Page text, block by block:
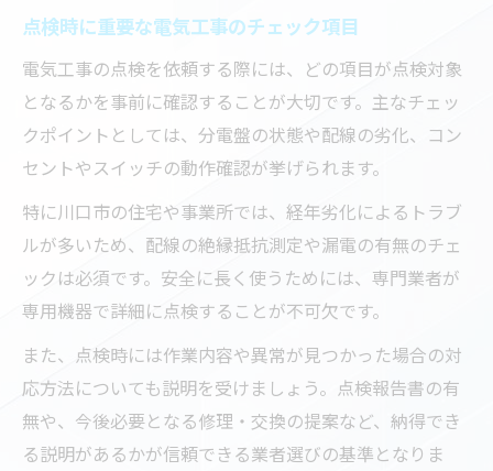
点検時に重要な電気工事のチェック項目
電気工事の点検を依頼する際には、どの項目が点検対象
となるかを事前に確認することが大切です。主なチェッ
クポイントとしては、分電盤の状態や配線の劣化、コン
セントやスイッチの動作確認が挙げられます。
特に川口市の住宅や事業所では、経年劣化によるトラブ
ルが多いため、配線の絶縁抵抗測定や漏電の有無のチェ
ックは必須です。安全に長く使うためには、専門業者が
専用機器で詳細に点検することが不可欠です。
また、点検時には作業内容や異常が見つかった場合の対
応方法についても説明を受けましょう。点検報告書の有
無や、今後必要となる修理・交換の提案など、納得でき
る説明があるかが信頼できる業者選びの基準となりま